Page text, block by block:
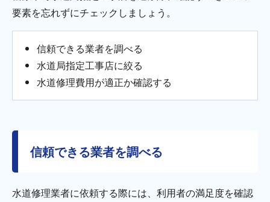
要素を忘れずにチェックしましょう。
信頼できる業者を調べる
水道局指定工事店に絞る
水道修理費用が適正か確認する
信頼できる業者を調べる
水道修理業者に依頼する際には、利用者の満足度を確認